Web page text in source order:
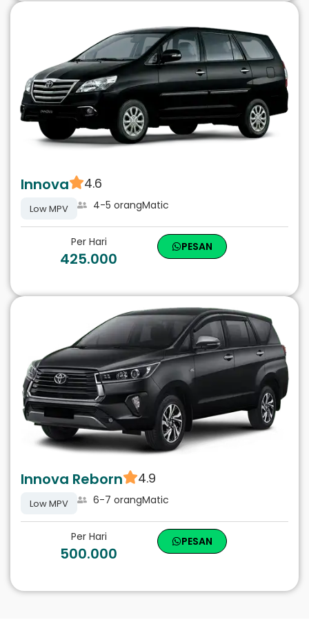
Innova 4.6
Low MPV 4-5 orangMatic
Per Hari
425.000
PESAN
Innova Reborn 4.9
Low MPV 6-7 orangMatic
Per Hari
500.000
PESAN